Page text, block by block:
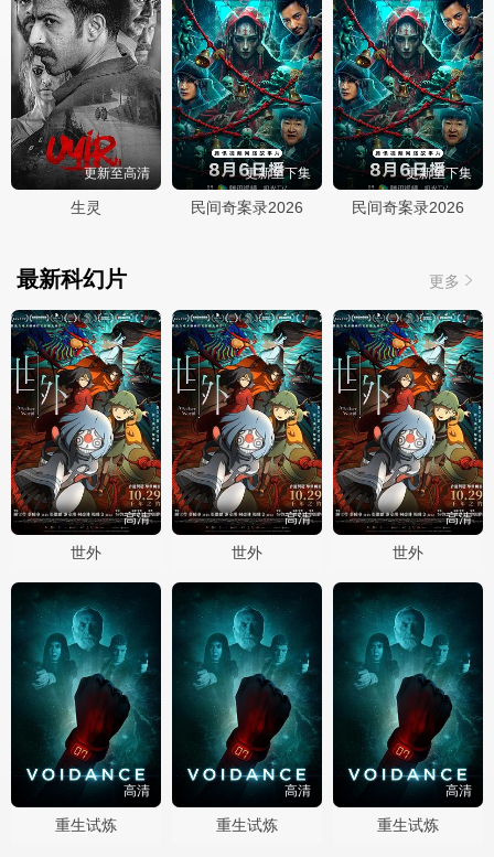
更新至高清
生灵
更新至下集
民间奇案录2026
更新至下集
民间奇案录2026
更多
最新科幻片
高清
世外
高清
世外
高清
世外
高清
重生试炼
高清
重生试炼
高清
重生试炼